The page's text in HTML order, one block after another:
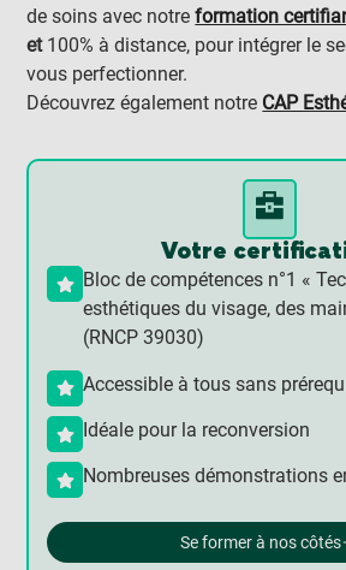
de soins avec notreformation
et100% à distance, pour intégrer le
vous perfectionner.
Découvrez également notre CAP
Votre
Bloc de compétences n°1 «
esthétiques du visage, des
(RNCP 39030)
Accessible à tous sans
Idéale pour la reconversion
Nombreuses démonstrations
Se former à nos côtés